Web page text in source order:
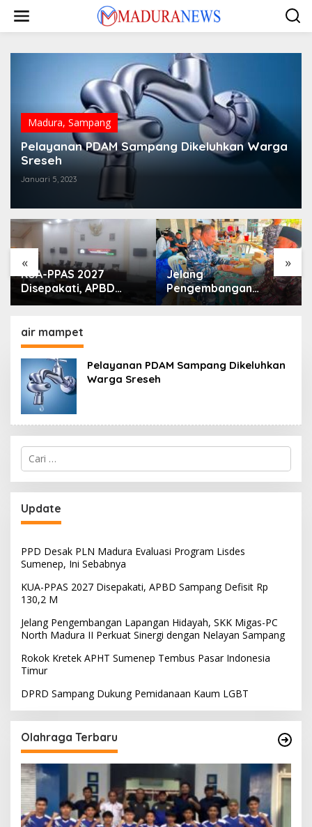
konten
Madura, Sampang
Pelayanan PDAM Sampang Dikeluhkan Warga
Sreseh
Januari 5, 2023
« »
KUA-PPAS 2027
Disepakati, APBD
Sampang Defisit Rp
Jelang
Pengembangan
Lapangan Hidayah,
air mampet
Pelayanan PDAM Sampang Dikeluhkan
Warga Sreseh
Cari
untuk:
Update
PPD Desak PLN Madura Evaluasi Program Lisdes
Sumenep, Ini Sebabnya
KUA-PPAS 2027 Disepakati, APBD Sampang Defisit Rp
130,2 M
Jelang Pengembangan Lapangan Hidayah, SKK Migas-PC
North Madura II Perkuat Sinergi dengan Nelayan Sampang
Rokok Kretek APHT Sumenep Tembus Pasar Indonesia
Timur
DPRD Sampang Dukung Pemidanaan Kaum LGBT
Olahraga Terbaru